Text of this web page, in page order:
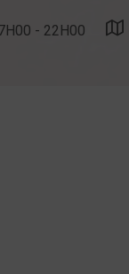
- 22H00